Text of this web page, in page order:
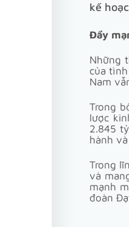
kế
Đẩy
Những
của
Nam
Trong
lược
2.845
hành
Trong
và
mạnh
đoàn